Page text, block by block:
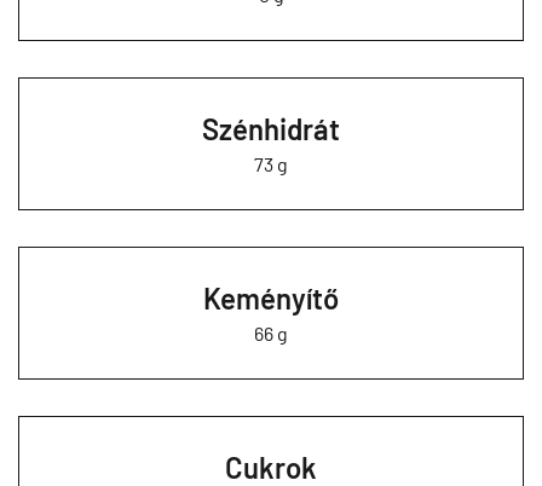
Szénhidrát
73 g
Keményítő
66 g
Cukrok